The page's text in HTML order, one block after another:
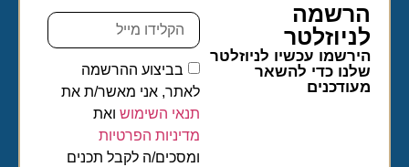
הרשמה
לניוזלטר​
הירשמו עכשיו לניוזלטר
שלנו כדי להשאר
מעודכנים
בביצוע ההרשמה
לאתר, אני מאשר/ת את
תנאי השימושואת
מדיניות הפרטיות
ומסכים/ה לקבל תכנים